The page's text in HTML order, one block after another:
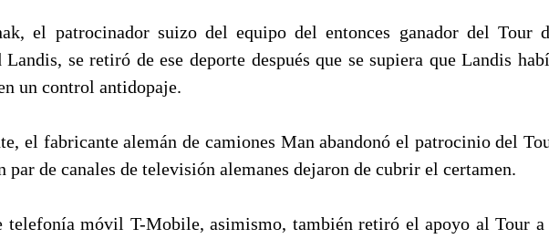
el patrocinador suizo del equipo del entonces ganador del Tour
se retiró de ese deporte después que se supiera que Landis
un control antidopaje.
el fabricante alemán de camiones Man abandonó el patrocinio del
par de canales de televisión alemanes dejaron de cubrir el certamen.
telefonía móvil T-Mobile, asimismo, también retiró el apoyo al Tour a